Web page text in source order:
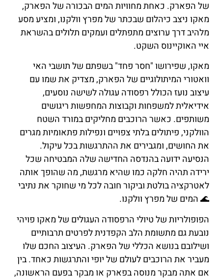
של הפארק. כאחת מחוויות המים הבכורה של הפארק,
מאקו ניצב כיהלום שבכתר של מפרץ וולקנו, ומציע מסע
מלהיב דרך ערוצים מתפתלים ועמקים תלולים בהשראת
איי האוקיינוס השקט.
מאקו, שפירושו "חסר פחד" בשפתם של תושבי האי
וואטורי המיתולוגיים של הפארק, מצדיק את שמו עם
עיצוב נועז הכולל רפסודה עגולה לשישה נוסעים,
אידיאלית למשפחות וקבוצות המחפשות ריגושים
משותפים. כאשר הרוכבים מחליקים במורד השטח
הוולקני, פיתולים בלתי צפויים ונפילות פתאומיות מגרים
את החושים, ומגבירים את ההתרגשות בכל עיקול.
הנסיעה ידועה בהנדסה החדישה שלה המבטיחה שכל
ירידה תהיה חלקה כמו שהיא מרגשת, מה שהופך אותה
לאטרקציה בולטת וביקור חובה לכל מי שחוקר את נתיבי
🌊 המים של מפרץ וולקנו.
הפופולריות של טיולי הרפסודה העגולים של מאקו פויהי
נובעת גם מתשומת הלב הקפדנית לפרטים תרבותיים
ושילובם בנושא הכללי של הפארק. העיצוב החכם שלו
מעביר את הרוכבים לעולם של יופי והתרגשות כאחד. בין
אם אתה מבקר מנוסה בפארק או מבקר בפעם הראשונה,